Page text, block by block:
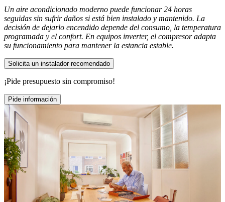
Un aire acondicionado moderno puede funcionar 24 horas
seguidas sin sufrir daños si está bien instalado y mantenido. La
decisión de dejarlo encendido depende del consumo, la temperatura
programada y el confort. En equipos inverter, el compresor adapta
su funcionamiento para mantener la estancia estable.
Solicita un instalador recomendado
¡Pide presupuesto sin compromiso!
Pide información